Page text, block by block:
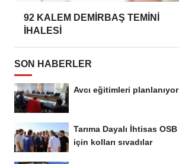
92 KALEM DEMİRBAŞ TEMİNİ
İHALESİ
SON HABERLER
Avcı eğitimleri planlanıyor
Tarıma Dayalı İhtisas OSB
için kolları sıvadılar